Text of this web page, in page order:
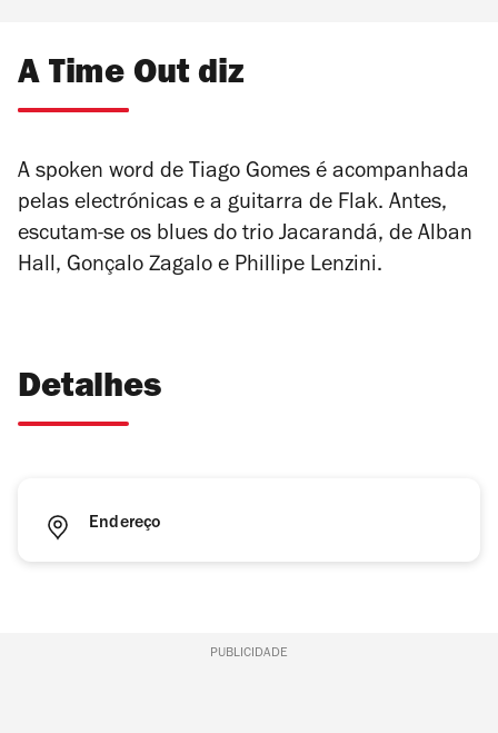
A Time Out diz
A spoken word de Tiago Gomes é acompanhada
pelas electrónicas e a guitarra de Flak. Antes,
escutam-se os blues do trio Jacarandá, de Alban
Hall, Gonçalo Zagalo e Phillipe Lenzini.
Detalhes
Endereço
PUBLICIDADE